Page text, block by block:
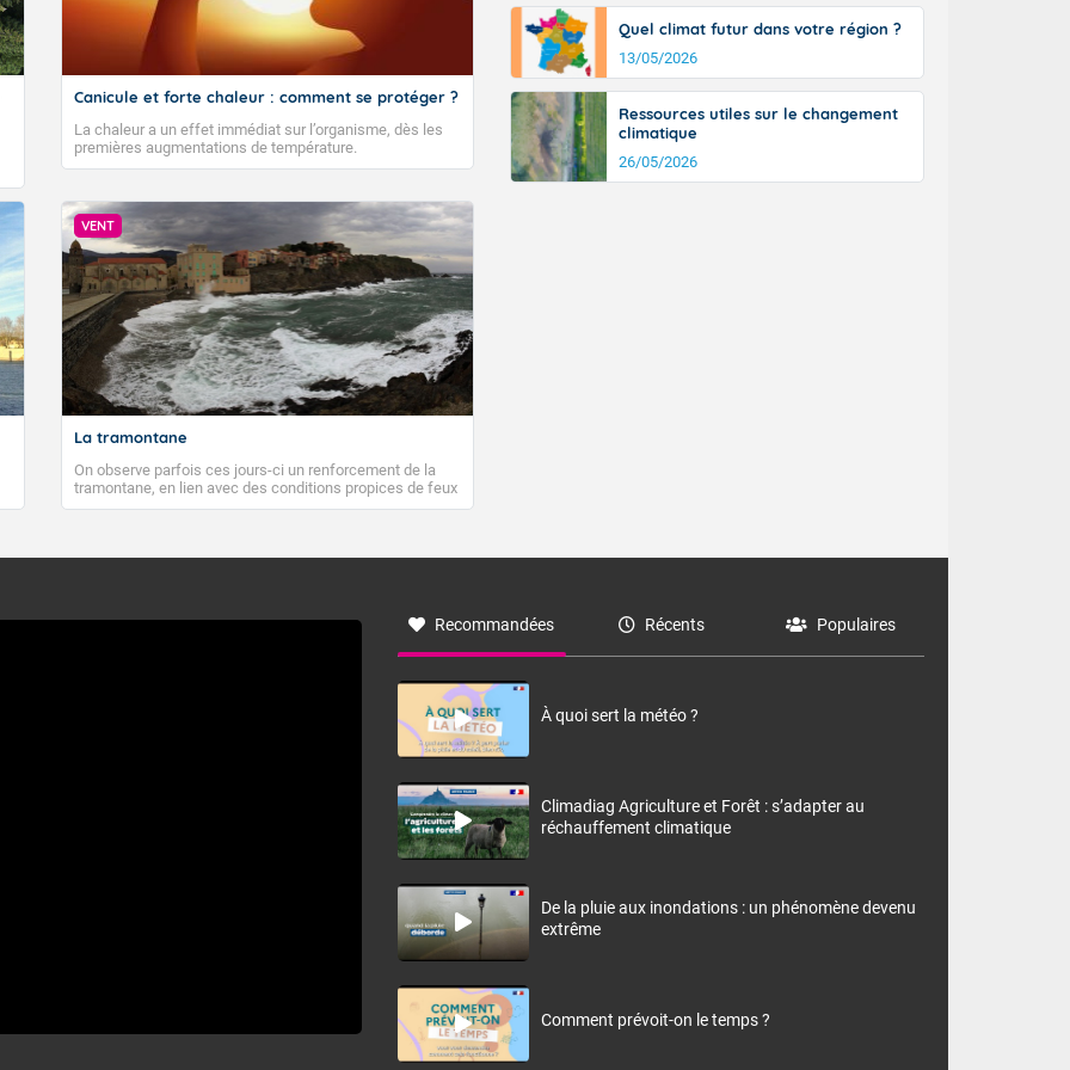
Canicule et forte chaleur : comment se protéger ?
La chaleur a un effet immédiat sur l’organisme, dès les
premières augmentations de température.
VENT
La tramontane
On observe parfois ces jours-ci un renforcement de la
tramontane, en lien avec des conditions propices de feux
de forêt. Mais qu'est-ce que la tramontane ? Quelles sont
à nord-ouest, dans un secteur qui part du Roussillon à la
monts, en allusion aux régions montagneuses d’où
Quel climat futur dans votre région ?
13/05/2026
Ressources utiles sur le changement
climatique
26/05/2026
Recommandées Récents Populaires
À quoi sert la météo ?
Climadiag Agriculture et Forêt : s’adapter au
réchauffement climatique
De la pluie aux inondations : un phénomène devenu
extrême
Comment prévoit-on le temps ?